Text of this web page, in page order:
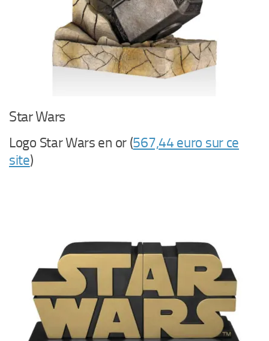
Star Wars
Logo Star Wars en or (567,44 euro sur ce
site)